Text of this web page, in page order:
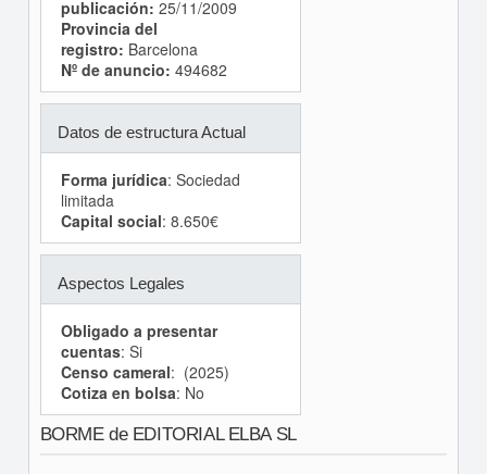
publicación: 25/11/2009
Provincia del
registro: Barcelona
Nº de anuncio: 494682
Datos de estructura Actual
Forma jurídica: Sociedad
limitada
Capital social: 8.650€
Aspectos Legales
Obligado a presentar
cuentas: Si
Censo cameral: (2025)
Cotiza en bolsa: No
BORME de EDITORIAL ELBA SL